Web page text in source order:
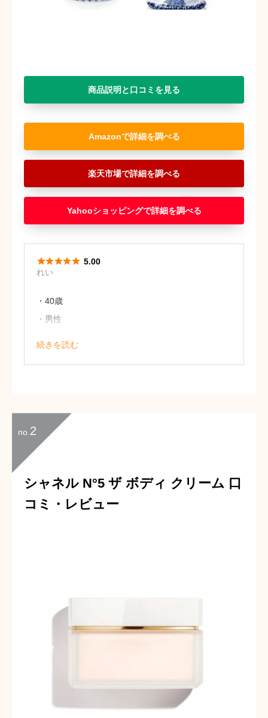
商品説明と口コミを見る
Amazon
楽天市場
Yahooショッピング
・40歳
・男性
ーも魅力的です。
続きを読む
れい
 5.00
no.2
シャネル N°5 ザ ボディ クリーム 口
コミ・レビュー